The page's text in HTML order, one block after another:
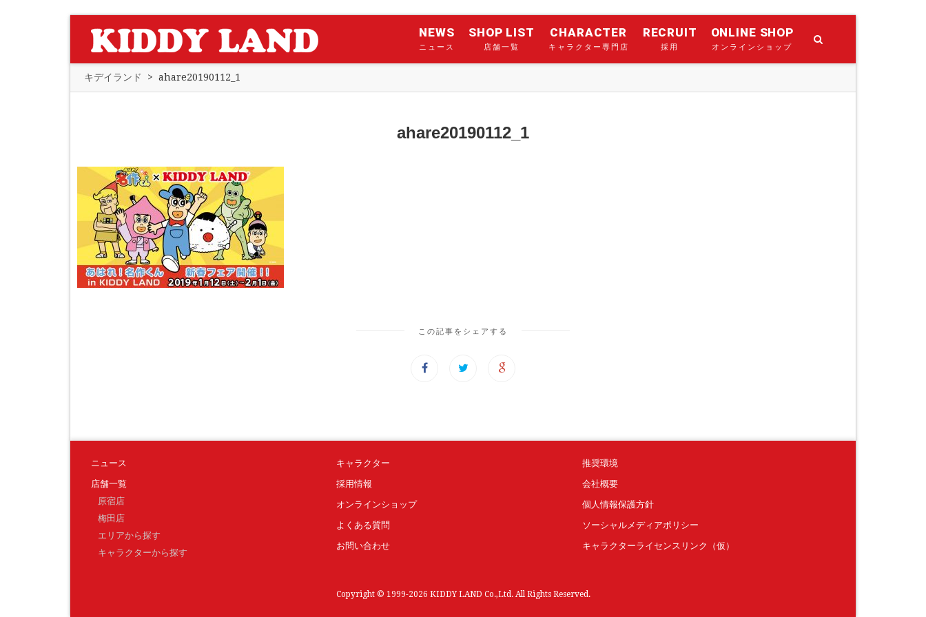
NEWS
ニュース
SHOP LIST
店舗一覧
CHARACTER
キャラクター専門店
RECRUIT
採用
ONLINE SHOP
オンラインショップ
キデイランド > ahare20190112_1
ahare20190112_1
この記事をシェアする
ニュース
店舗一覧
原宿店
梅田店
エリアから探す
キャラクターから探す
キャラクター
採用情報
オンラインショップ
よくある質問
お問い合わせ
推奨環境
会社概要
個人情報保護方針
ソーシャルメディアポリシー
キャラクターライセンスリンク（仮）
Copyright © 1999-2026 KIDDY LAND Co.,Ltd. All Rights Reserved.